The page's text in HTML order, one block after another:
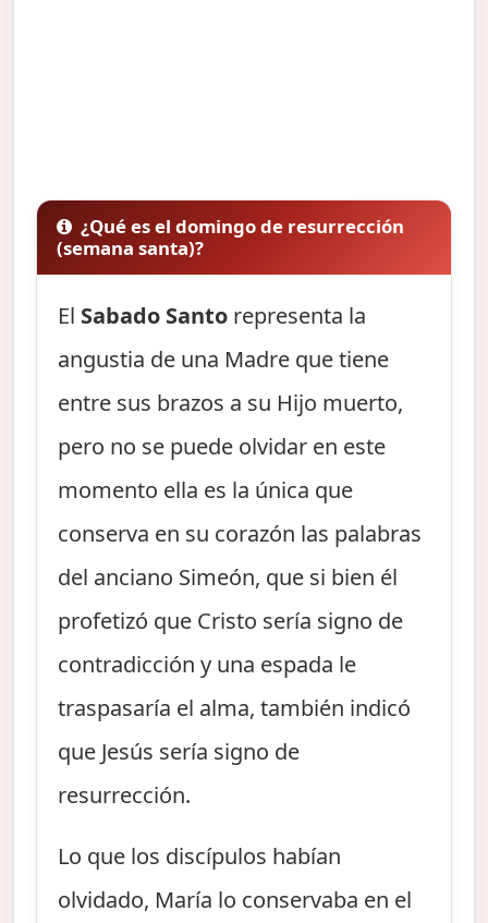
¿Qué es el domingo de resurrección
(semana santa)?
El Sabado Santo representa la
angustia de una Madre que tiene
entre sus brazos a su Hijo muerto,
pero no se puede olvidar en este
momento ella es la única que
conserva en su corazón las palabras
del anciano Simeón, que si bien él
profetizó que Cristo sería signo de
contradicción y una espada le
traspasaría el alma, también indicó
que Jesús sería signo de
resurrección.
Lo que los discípulos habían
olvidado, María lo conservaba en el